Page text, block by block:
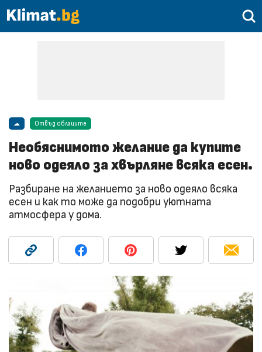
☁ Отвъд облаците
Необяснимото желание да купите
ново одеяло за хвърляне всяка есен.
Разбиране на желанието за ново одеяло всяка
есен и как то може да подобри уютната
атмосфера у дома.